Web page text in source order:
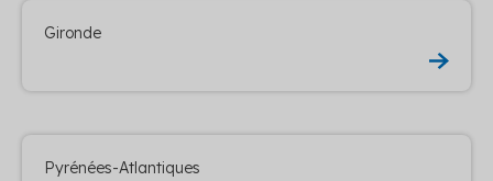
Gironde
Pyrénées-Atlantiques